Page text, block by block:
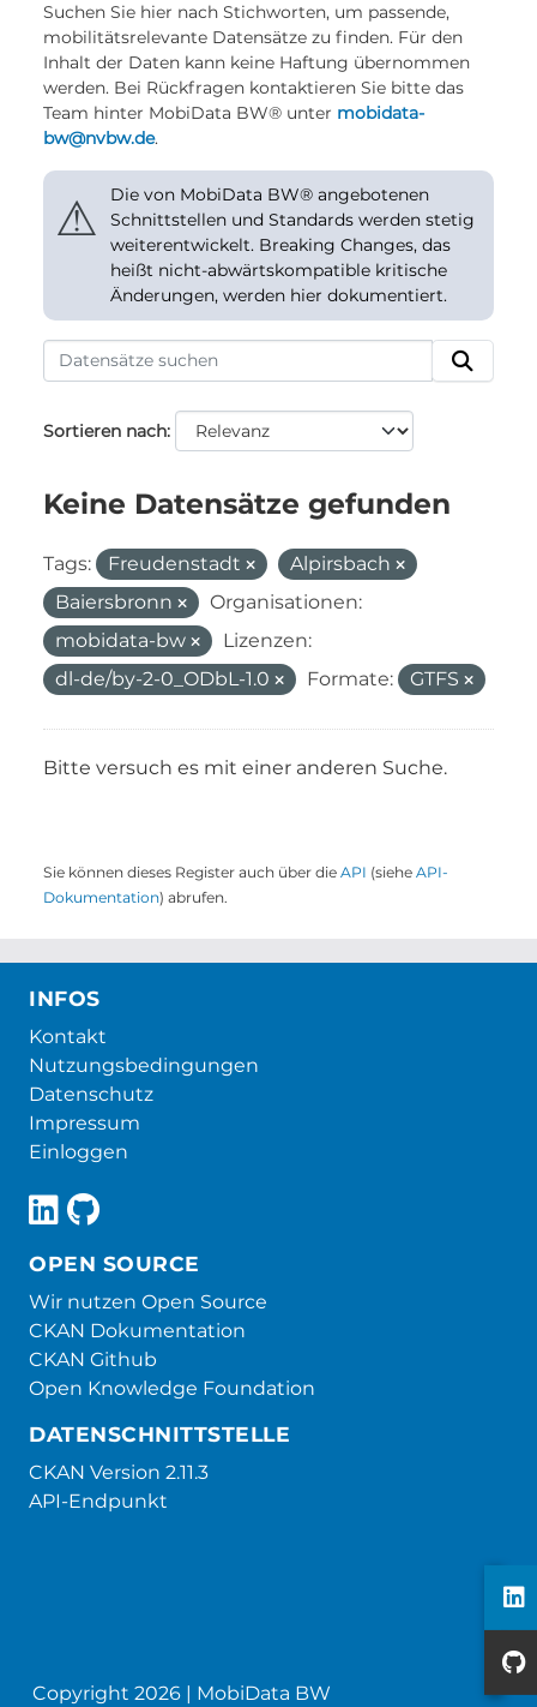
Suchen Sie hier nach Stichworten, um passende,
mobilitätsrelevante Datensätze zu finden. Für den
Inhalt der Daten kann keine Haftung übernommen
werden. Bei Rückfragen kontaktieren Sie bitte das
Team hinter MobiData BW® unter mobidata-
bw@nvbw.de.
⚠
Die von MobiData BW® angebotenen
Schnittstellen und Standards werden stetig
weiterentwickelt. Breaking Changes, das
heißt nicht-abwärtskompatible kritische
Änderungen, werden hier dokumentiert.
Sortieren nach
Keine Datensätze gefunden
Tags: Freudenstadt
Alpirsbach
Baiersbronn
Organisationen:
mobidata-bw
Lizenzen:
dl-de/by-2-0_ODbL-1.0
Formate: GTFS
Bitte versuch es mit einer anderen Suche.
Sie können dieses Register auch über die API (siehe API-
Dokumentation) abrufen.
INFOS
Kontakt
Nutzungsbedingungen
Datenschutz
Impressum
Einloggen
OPEN SOURCE
Wir nutzen Open Source
CKAN Dokumentation
CKAN Github
Open Knowledge Foundation
DATENSCHNITTSTELLE
CKAN Version 2.11.3
API-Endpunkt
Copyright 2026 | MobiData BW